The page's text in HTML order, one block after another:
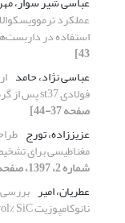
استفاده در
43]
عباسی نژاد، حامد
فولادی st37 پس از گرمایش خطی القایی
صفحه 37-44]
عزیززاده، تورج
مغناطیسی برای
شماره 2، 1397، صفحه 43-49]
عطریان، امیر بررسی
نانوکامپوزیت Al-3 vol% SiC